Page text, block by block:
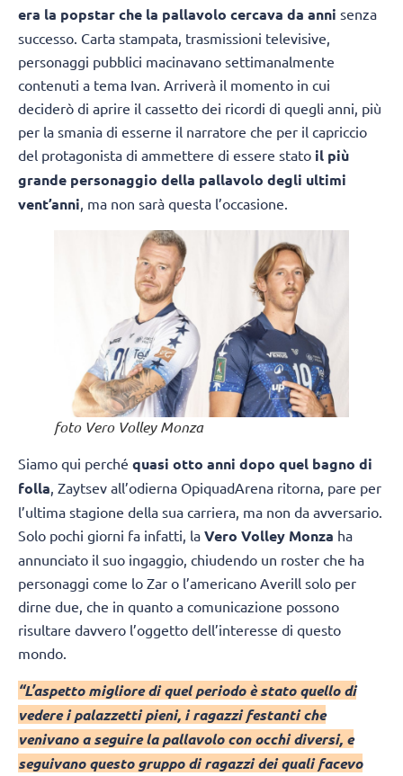
era la popstar che la pallavolo cercava da anni senza
successo. Carta stampata, trasmissioni televisive,
personaggi pubblici macinavano settimanalmente
contenuti a tema Ivan. Arriverà il momento in cui
deciderò di aprire il cassetto dei ricordi di quegli anni, più
per la smania di esserne il narratore che per il capriccio
del protagonista di ammettere di essere stato il più
grande personaggio della pallavolo degli ultimi
vent’anni , ma non sarà questa l’occasione.
foto Vero Volley Monza
Siamo qui perché quasi otto anni dopo quel bagno di
folla, Zaytsev all’odierna OpiquadArena ritorna, pare per
l’ultima stagione della sua carriera, ma non da avversario.
Solo pochi giorni fa infatti, la Vero Volley Monza ha
annunciato il suo ingaggio, chiudendo un roster che ha
personaggi come lo Zar o l’americano Averill solo per
dirne due, che in quanto a comunicazione possono
risultare davvero l’oggetto dell’interesse di questo
mondo.
“L’aspetto migliore di quel periodo è stato quello di
vedere i palazzetti pieni, i ragazzi festanti che
venivano a seguire la pallavolo con occhi diversi, e
seguivano questo gruppo di ragazzi dei quali facevo